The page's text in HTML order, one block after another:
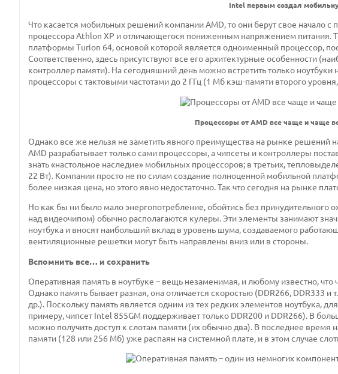
Intel первым создал
Что касается мобильных решений компании AMD, то они берут свое начало с
процессора Athlon XP и отличающегося пониженным напряжением питания.
платформы Turion 64, основой которой является одноименный процессор,
Соответственно, здесь присутствуют все его архитектурные особенности
контроллер памяти). На сегодняшний день можно встретить только ноутбуки
процессоры с тактовыми частотами до 2 ГГц (1 Мб кэш-памяти второго
Процессоры от AMD все чаще и чаще
Однако все же нельзя не заметить явного преимущества на рынке решений
AMD разрабатывает только сами процессоры, а чипсеты и контроллеры
знать «настольное наследие» мобильных процессоров; в третьих,
22 Вт). Компании просто не по силам создание полноценной мобильной
более низкая цена, но этого явно недостаточно. Так что сегодня на рынке
Но как бы ни было мало энергопотребление, обойтись без
над видеочипом) обычно располагаются кулеры. Эти элементы занимают
ноутбука и вносят наибольший вклад в уровень шума, создаваемого
вентиляционные решетки могут быть направлены вниз или в стороны.
Вспомнить все… и сохранить
Оперативная память в ноутбуке – вещь незаменимая, и любому известно,
Однако память бывает разная, она отличается скоростью (DDR266, DDR333 и
др.). Поскольку память является одним из тех редких элементов ноутбука,
примеру, чипсет Intel 855GM поддерживает только DDR200 и DDR266). В
можно получить доступ к слотам памяти (их обычно два). В последнее время
памяти (128 или 256 Мб) уже распаян на системной плате, и в этом случае